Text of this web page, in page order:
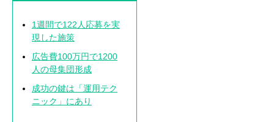
1週間で122人応募を実
現した施策
広告費100万円で1200
人の母集団形成
成功の鍵は「運用テク
ニック」にあり